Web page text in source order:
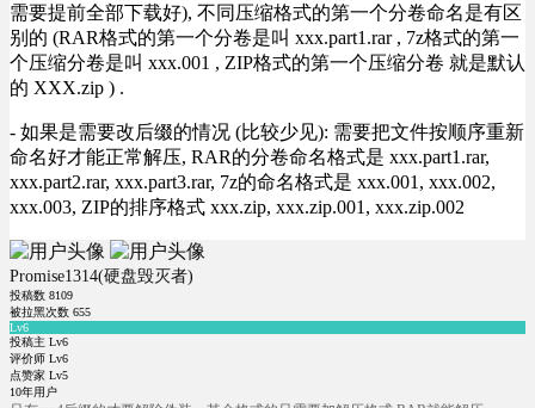
需要提前全部下载好), 不同压缩格式的第一个分卷命名是有区
别的 (RAR格式的第一个分卷是叫 xxx.part1.rar , 7z格式的第一
个压缩分卷是叫 xxx.001 , ZIP格式的第一个压缩分卷 就是默认
的 XXX.zip ) .
- 如果是需要改后缀的情况 (比较少见): 需要把文件按顺序重新
命名好才能正常解压, RAR的分卷命名格式是 xxx.part1.rar,
xxx.part2.rar, xxx.part3.rar, 7z的命名格式是 xxx.001, xxx.002,
xxx.003, ZIP的排序格式 xxx.zip, xxx.zip.001, xxx.zip.002
Promise1314(硬盘毁灭者)
投稿数 8109
被拉黑次数 655
Lv6
投稿主 Lv6
评价师 Lv6
点赞家 Lv5
10年用户